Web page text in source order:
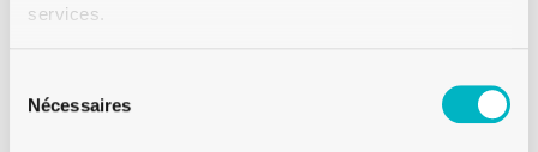
services.
Nécessaires
Hauteur